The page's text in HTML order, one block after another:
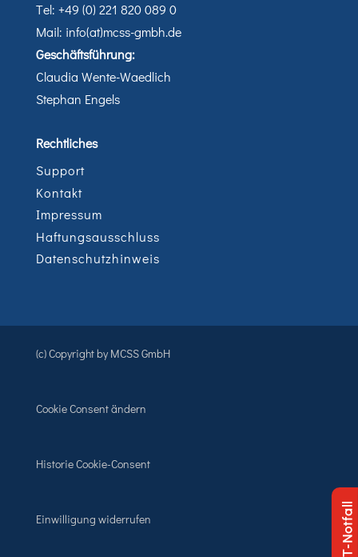
Tel: +49 (0) 221 820 089 0
Mail: info(at)mcss-gmbh.de
Geschäftsführung:
Claudia Wente-Waedlich
Stephan Engels
Rechtliches
Support
Kontakt
Impressum
Haftungsausschluss
Datenschutzhinweis
IT-Notfall
(c) Copyright by MCSS GmbH
Cookie Consent ändern
Historie Cookie-Consent
Einwilligung widerrufen